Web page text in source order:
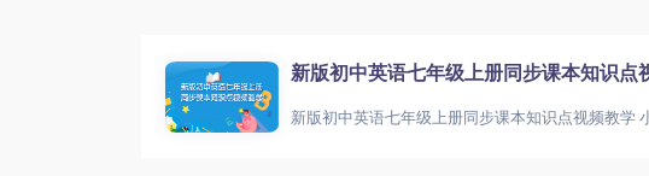
新版初中英语七年级上册同步课本知识点
新版初中英语七年级上册同步课本知识点视频教学